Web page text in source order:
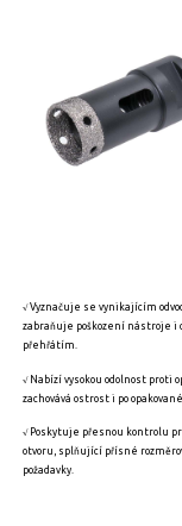
√ Vyznačuje se vynikajícím
zabraňuje poškození nástroje i
přehřátím.
√ Nabízí vysokou odolnost proti
zachovává ostrost i po
√ Poskytuje přesnou kontrolu
otvoru, splňující přísné
požadavky.